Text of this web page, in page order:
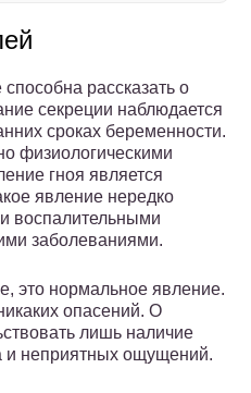
рассказать о
секреции наблюдается
сроках беременности.
физиологическими
гноя является
явление нередко
воспалительными
заболеваниями.
это нормальное явление.
опасений. О
лишь наличие
и неприятных ощущений.